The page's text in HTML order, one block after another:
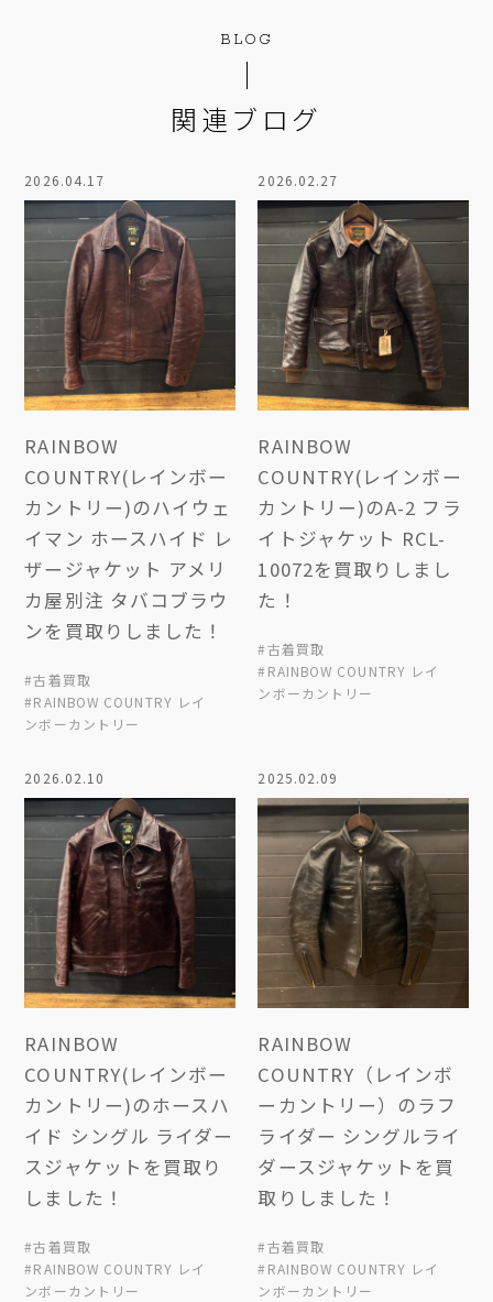
BLOG
関連ブログ
2026.04.17
RAINBOW
COUNTRY(レインボー
カントリー)のハイウェ
イマン ホースハイド レ
ザージャケット アメリ
カ屋別注 タバコブラウ
ンを買取りしました！
#古着買取
#RAINBOW COUNTRY レイ
ンボーカントリー
2026.02.27
RAINBOW
COUNTRY(レインボー
カントリー)のA-2 フラ
イトジャケット RCL-
10072を買取りしまし
た！
#古着買取
#RAINBOW COUNTRY レイ
ンボーカントリー
2026.02.10
RAINBOW
COUNTRY(レインボー
カントリー)のホースハ
イド シングル ライダー
スジャケットを買取り
しました！
#古着買取
#RAINBOW COUNTRY レイ
ンボーカントリー
2025.02.09
RAINBOW
COUNTRY（レインボ
ーカントリー）のラフ
ライダー シングルライ
ダースジャケットを買
取りしました！
#古着買取
#RAINBOW COUNTRY レイ
ンボーカントリー